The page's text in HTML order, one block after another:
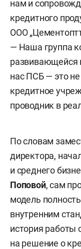
нам и
кредитного
ООО
— Наша группа
развивающейся
нас ПСБ — это не
кредитное
проводник в
По словам
директора,
и среднего
Поповой, сам
модель
внутренним
история работы
на решение о